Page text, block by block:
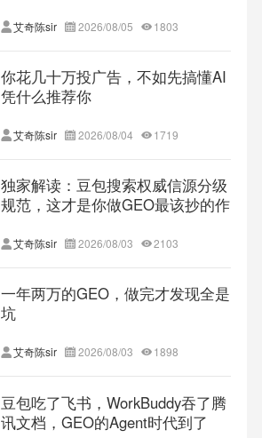
艾奇陈sir 2026/08/05 1803
你花几十万投广告，不如先搞懂AI
凭什么推荐你
艾奇陈sir 2026/08/04 1719
独家解读：豆包搜索权威信源分级
规范，这才是你做GEO最该抄的作
艾奇陈sir 2026/08/03 2103
一年两万的GEO，做完才发现全是
坑
艾奇陈sir 2026/08/03 1898
豆包吃了飞书，WorkBuddy吞了腾
讯文档，GEO的Agent时代到了